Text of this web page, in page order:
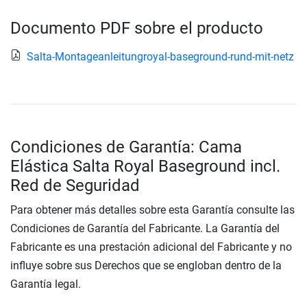
Documento PDF sobre el producto
Salta-Montageanleitungroyal-baseground-rund-mit-netz
Condiciones de Garantía: Cama
Elástica Salta Royal Baseground incl.
Red de Seguridad
Para obtener más detalles sobre esta Garantía consulte las
Condiciones de Garantía del Fabricante. La Garantía del
Fabricante es una prestación adicional del Fabricante y no
influye sobre sus Derechos que se engloban dentro de la
Garantía legal.